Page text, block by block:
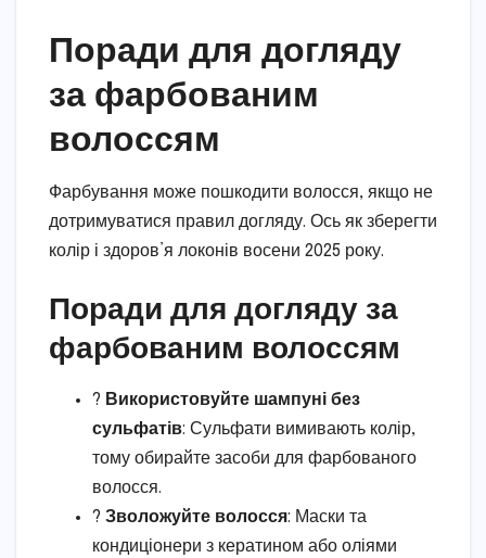
Поради для догляду
за фарбованим
волоссям
Фарбування може пошкодити волосся, якщо не
дотримуватися правил догляду. Ось як зберегти
колір і здоров’я локонів восени 2025 року.
Поради для догляду за
фарбованим волоссям
? Використовуйте шампуні без
сульфатів: Сульфати вимивають колір,
тому обирайте засоби для фарбованого
волосся.
? Зволожуйте волосся: Маски та
кондиціонери з кератином або оліями